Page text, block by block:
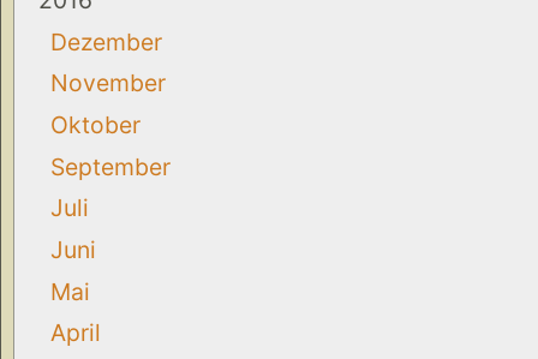
Dezember
November
Oktober
September
Juli
Juni
Mai
April